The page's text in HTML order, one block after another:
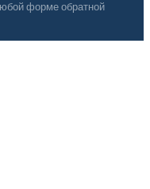
форме обратной